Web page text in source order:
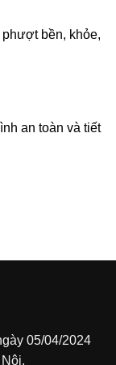
bền, khỏe,
an toàn và tiết
05/04/2024